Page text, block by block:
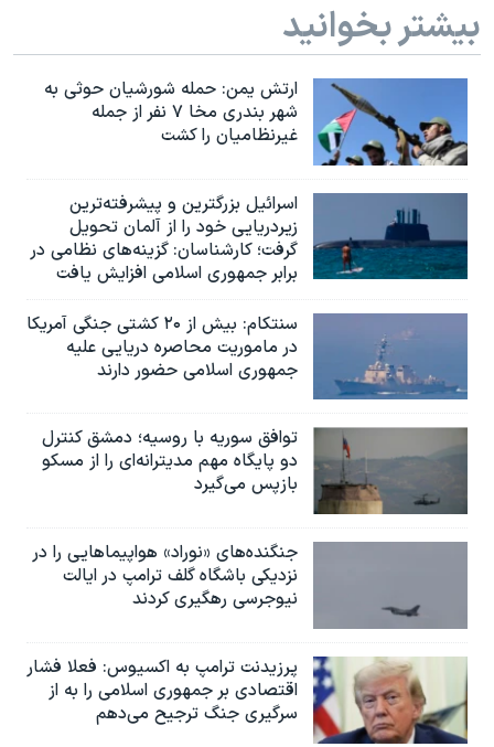
بیشتر بخوانید
ارتش یمن: حمله شورشیان حوثی به
شهر بندری مخا ۷ نفر از جمله
غیرنظامیان را کشت
اسرائيل بزرگترین و پیشرفته‌ترین
زیردریایی خود را از آلمان تحویل
گرفت؛ کارشناسان: گزینه‌های نظامی در
برابر جمهوری اسلامی افزایش یافت
سنتکام: بیش از ۲۰ کشتی جنگی آمریکا
در ماموریت محاصره دریایی علیه
جمهوری اسلامی حضور دارند
توافق سوریه با روسیه؛ دمشق کنترل
دو پایگاه مهم مدیترانه‌ای را از مسکو
بازپس می‌گیرد
جنگنده‌های «نوراد» هواپیماهایی را در
نزدیکی باشگاه گلف ترامپ در ایالت
نیوجرسی رهگیری کردند
پرزیدنت ترامپ به اکسیوس: فعلا فشار
اقتصادی بر جمهوری اسلامی را به از
سرگیری جنگ ترجیح می‌دهم